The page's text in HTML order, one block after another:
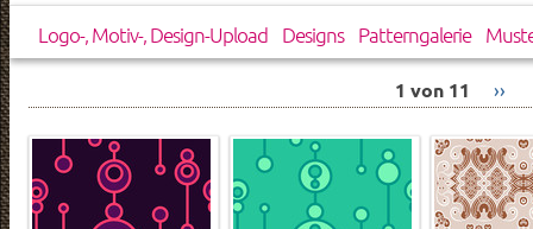
Logo-, Motiv-, Design-Upload Designs Patterngalerie
1 von 11 ››